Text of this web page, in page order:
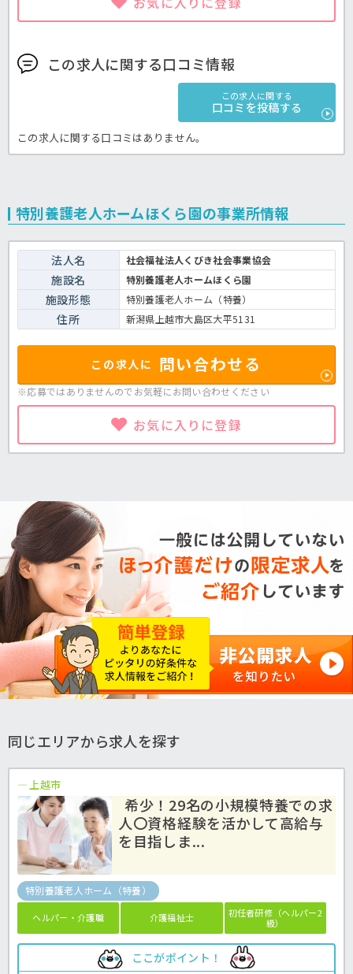
この求人に関する口コミ情報
この求人に関する
口コミを投稿する
この求人に関する口コミはありません。
特別養護老人ホームほくら園の事業所情報
法人名 社会福祉法人くびき社会事業協会
施設名 特別養護老人ホームほくら園
施設形態 特別養護老人ホーム（特養）
住所 新潟県上越市大島区大平5131
この求人に 問い合わせる
※応募ではありませんのでお気軽にお問い合わせください
お気に入りに登録
同じエリアから求人を探す
上越市
希少！29名の小規模特養での求
人〇資格経験を活かして高給与
を目指しま...
特別養護老人ホーム（特養）
ヘルパー・介護職 介護福祉士
初任者研修（ヘルパー2
級）
ここがポイント！